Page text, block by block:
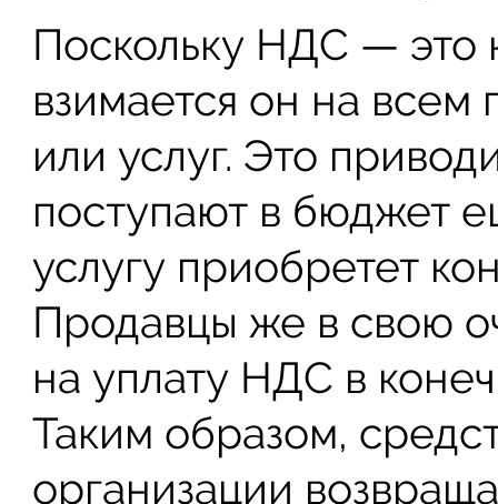
Поскольку НДС — это
взимается он на всем
или услуг. Это
поступают в бюджет
услугу приобретет
Продавцы же в свою
на уплату НДС в
Таким образом,
организации